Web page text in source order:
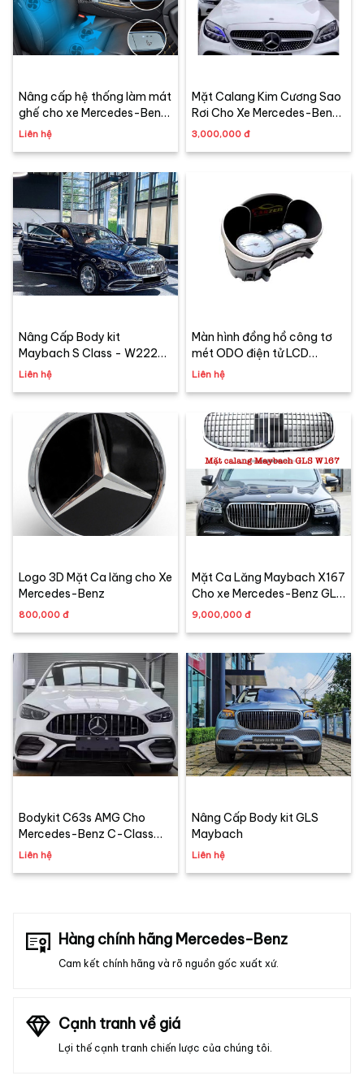
Nâng cấp hệ thống làm mát
ghế cho xe Mercedes-Benz
Chính hãng
Liên hệ
Mặt Calang Kim Cương Sao
Rơi Cho Xe Mercedes-Benz
C-Class C180 - C200 -
3,000,000 đ
Nâng Cấp Body kit
Maybach S Class - W222
(2014 -2021)
Liên hệ
Màn hình đồng hồ công tơ
mét ODO điện tử LCD
Mercedes C-Class, GLC-
Liên hệ
Logo 3D Mặt Ca lăng cho Xe
Mercedes-Benz
800,000 đ
Mặt Ca Lăng Maybach X167
Cho xe Mercedes-Benz GLS
450 2020-2025
9,000,000 đ
Bodykit C63s AMG Cho
Mercedes-Benz C-Class
W206 (C200 - C300) |
Liên hệ
Nâng Cấp Body kit GLS
Maybach
Liên hệ
Hàng chính hãng Mercedes-Benz
Cam kết chính hãng và rõ nguồn gốc xuất xứ.
Cạnh tranh về giá
Lợi thế cạnh tranh chiến lược của chúng tôi.